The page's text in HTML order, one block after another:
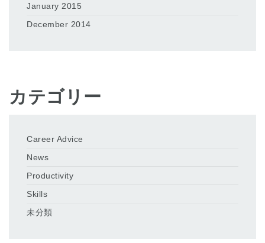
January 2015
December 2014
カテゴリー
Career Advice
News
Productivity
Skills
未分類